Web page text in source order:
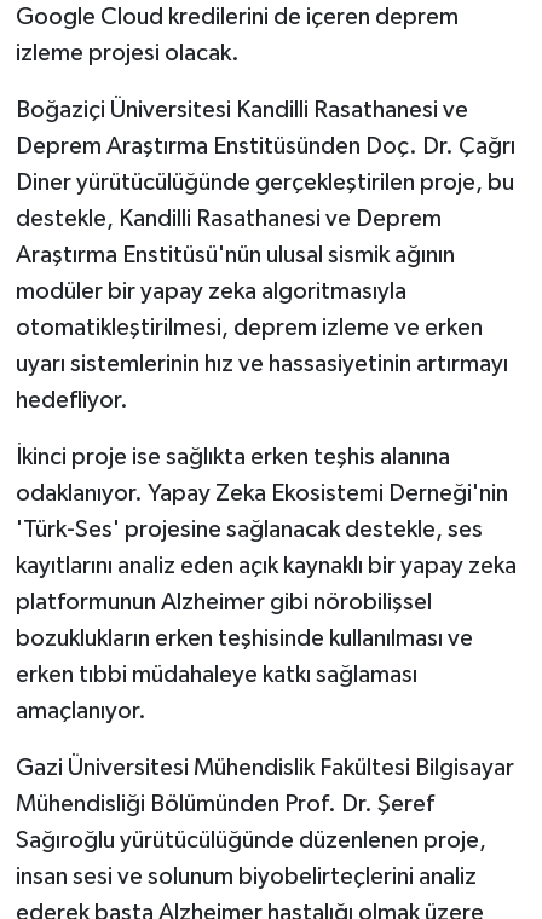
Google Cloud kredilerini de içeren deprem
izleme projesi olacak.
Boğaziçi Üniversitesi Kandilli Rasathanesi ve
Deprem Araştırma Enstitüsünden Doç. Dr. Çağrı
Diner yürütücülüğünde gerçekleştirilen proje, bu
destekle, Kandilli Rasathanesi ve Deprem
Araştırma Enstitüsü'nün ulusal sismik ağının
modüler bir yapay zeka algoritmasıyla
otomatikleştirilmesi, deprem izleme ve erken
uyarı sistemlerinin hız ve hassasiyetinin artırmayı
hedefliyor.
İkinci proje ise sağlıkta erken teşhis alanına
odaklanıyor. Yapay Zeka Ekosistemi Derneği'nin
'Türk-Ses' projesine sağlanacak destekle, ses
kayıtlarını analiz eden açık kaynaklı bir yapay zeka
platformunun Alzheimer gibi nörobilişsel
bozuklukların erken teşhisinde kullanılması ve
erken tıbbi müdahaleye katkı sağlaması
amaçlanıyor.
Gazi Üniversitesi Mühendislik Fakültesi Bilgisayar
Mühendisliği Bölümünden Prof. Dr. Şeref
Sağıroğlu yürütücülüğünde düzenlenen proje,
insan sesi ve solunum biyobelirteçlerini analiz
ederek başta Alzheimer hastalığı olmak üzere